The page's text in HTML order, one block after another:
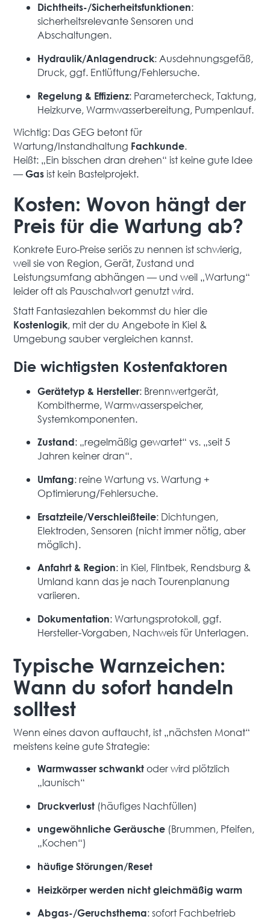
Dichtheits-/Sicherheitsfunktionen:
sicherheitsrelevante Sensoren und
Abschaltungen.
Hydraulik/Anlagendruck: Ausdehnungsgefäß,
Druck, ggf. Entlüftung/Fehlersuche.
Regelung & Effizienz: Parametercheck, Taktung,
Heizkurve, Warmwasserbereitung, Pumpenlauf.
Wichtig: Das GEG betont für
Wartung/Instandhaltung Fachkunde.
Heißt: „Ein bisschen dran drehen“ ist keine gute Idee
—Gas ist kein Bastelprojekt.
Kosten: Wovon hängt der
Preis für die Wartung ab?
Konkrete Euro-Preise seriös zu nennen ist schwierig,
weil sie von Region, Gerät, Zustand und
Leistungsumfang abhängen — und weil „Wartung“
leider oft als Pauschalwort genutzt wird.
Statt Fantasiezahlen bekommst du hier die
Kostenlogik, mit der du Angebote in Kiel &
Umgebung sauber vergleichen kannst.
Die wichtigsten Kostenfaktoren
Gerätetyp & Hersteller: Brennwertgerät,
Kombitherme, Warmwasserspeicher,
Systemkomponenten.
Zustand: „regelmäßig gewartet“ vs. „seit 5
Jahren keiner dran“.
Umfang: reine Wartung vs. Wartung +
Optimierung/Fehlersuche.
Ersatzteile/Verschleißteile: Dichtungen,
Elektroden, Sensoren (nicht immer nötig, aber
möglich).
Anfahrt & Region: in Kiel, Flintbek, Rendsburg &
Umland kann das je nach Tourenplanung
variieren.
Dokumentation: Wartungsprotokoll, ggf.
Hersteller-Vorgaben, Nachweis für Unterlagen.
Typische Warnzeichen:
Wann du sofort handeln
solltest
Wenn eines davon auftaucht, ist „nächsten Monat“
meistens keine gute Strategie:
Warmwasser schwankt oder wird plötzlich
„launisch“
Druckverlust (häufiges Nachfüllen)
ungewöhnliche Geräusche (Brummen, Pfeifen,
„Kochen“)
häufige Störungen/Reset
Heizkörper werden nicht gleichmäßig warm
Abgas-/Geruchsthema: sofort Fachbetrieb